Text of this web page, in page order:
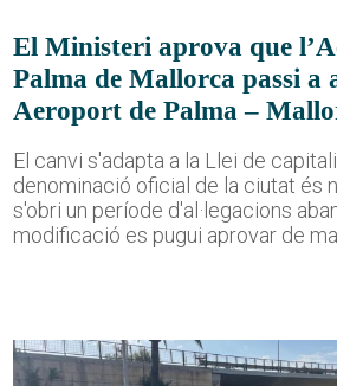
El Ministeri aprova que
Palma de Mallorca passi a
Aeroport de Palma –
El canvi s'adapta a la Llei de
denominació oficial de la ciutat és
s'obri un període d'al·legacions
modificació es pugui aprovar de